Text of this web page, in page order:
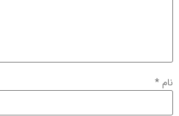
نام *